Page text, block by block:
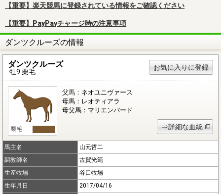
【重要】楽天競馬に登録されている情報をご確認ください
【重要】PayPayチャージ時の注意事項
ダンツクルーズの情報
ダンツクルーズ
牡9 栗毛
お気に入りに登録
父馬：ネオユニヴァース
母馬：レオティアラ
母父馬：マリエンバード
⇒詳細な血統
馬主名
山元哲二
調教師名
古賀光範
生産牧場
谷口牧場
生年月日
2017/04/16